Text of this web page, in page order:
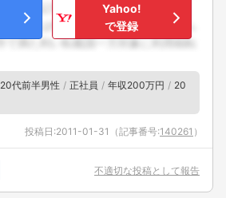
Yahoo!
で登録
20代前半男性 正社員 年収200万円
20
投稿日:2011-01-31 （記事番号:140261 ）
不適切な投稿として報告